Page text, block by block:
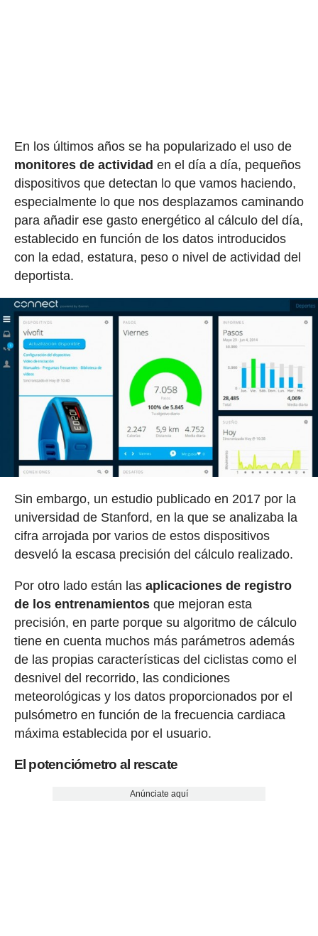
En los últimos años se ha popularizado el uso de
monitores de actividad en el día a día, pequeños
dispositivos que detectan lo que vamos haciendo,
especialmente lo que nos desplazamos caminando
para añadir ese gasto energético al cálculo del día,
establecido en función de los datos introducidos
con la edad, estatura, peso o nivel de actividad del
deportista.
Sin embargo, un estudio publicado en 2017 por la
universidad de Stanford, en la que se analizaba la
cifra arrojada por varios de estos dispositivos
desveló la escasa precisión del cálculo realizado.
Por otro lado están las aplicaciones de registro
de los entrenamientosque mejoran esta
precisión, en parte porque su algoritmo de cálculo
tiene en cuenta muchos más parámetros además
de las propias características del ciclistas como el
desnivel del recorrido, las condiciones
meteorológicas y los datos proporcionados por el
pulsómetro en función de la frecuencia cardiaca
máxima establecida por el usuario.
El potenciómetro al rescate
Anúnciate aquí